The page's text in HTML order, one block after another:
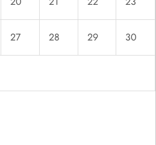
27 28 29 30